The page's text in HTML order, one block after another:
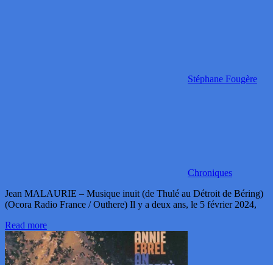
Stéphane Fougère
Chroniques
Jean MALAURIE – Musique inuit (de Thulé au Détroit de Béring)
(Ocora Radio France / Outhere) Il y a deux ans, le 5 février 2024,
Read more